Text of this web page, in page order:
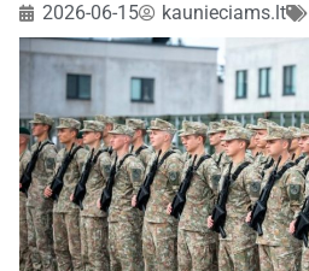
2026-06-15 kaunieciams.lt